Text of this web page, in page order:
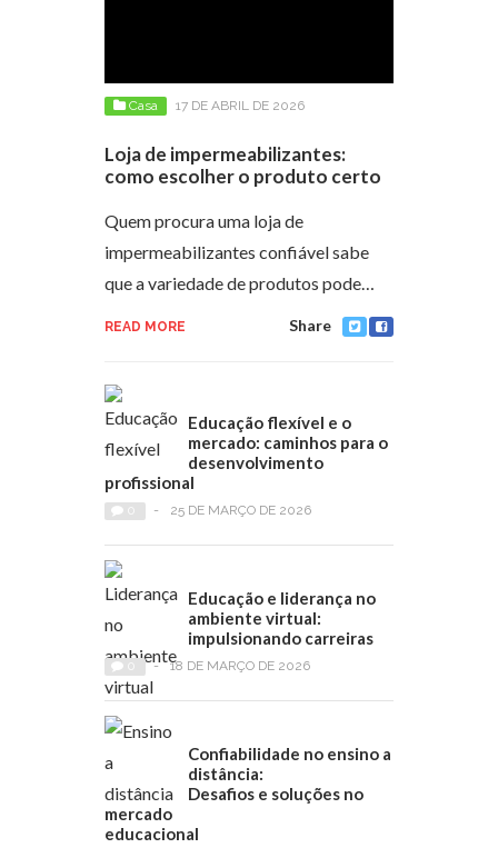
Casa 17 DE ABRIL DE 2026
Loja de impermeabilizantes:
como escolher o produto certo
Quem procura uma loja de
impermeabilizantes confiável sabe
que a variedade de produtos pode…
READ MORE Share
Educação flexível e o
mercado: caminhos para o
desenvolvimento
profissional
- 25 DE MARÇO DE 2026
Educação e liderança no
ambiente virtual:
impulsionando carreiras
- 18 DE MARÇO DE 2026
Confiabilidade no ensino a
distância:
Desafios e soluções no
mercado
educacional